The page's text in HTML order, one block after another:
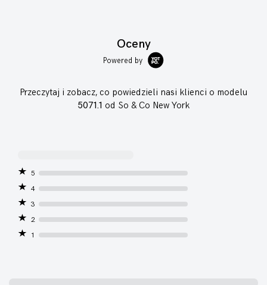
Oceny
Powered by
Przeczytaj i zobacz, co powiedzieli nasi klienci o modelu
5071.1 od So & Co New York
5
4
3
2
1